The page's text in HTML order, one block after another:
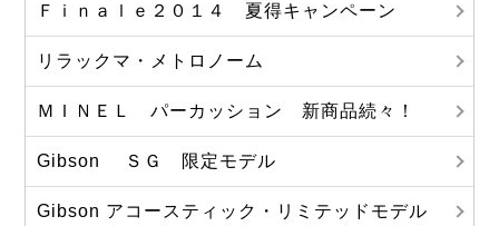
Ｆｉｎａｌｅ２０１４ 夏得キャンペーン
リラックマ・メトロノーム
ＭＩＮＥＬ パーカッション 新商品続々！
Gibson ＳＧ 限定モデル
Gibson アコースティック・リミテッドモデル